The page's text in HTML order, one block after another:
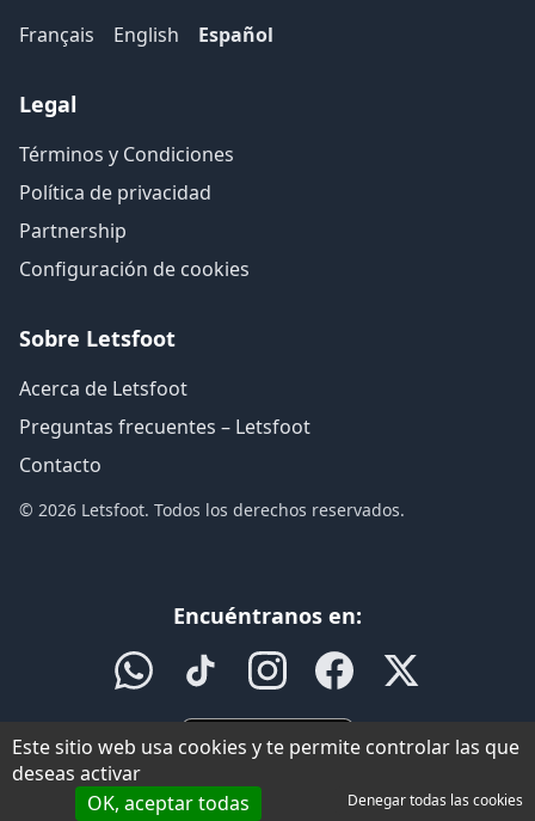
Français English Español
Legal
Términos y Condiciones
Política de privacidad
Partnership
Configuración de cookies
Sobre Letsfoot
Acerca de Letsfoot
Preguntas frecuentes – Letsfoot
Contacto
© 2026 Letsfoot. Todos los derechos reservados.
Encuéntranos en:
Este sitio web usa cookies y te permite controlar las que
deseas activar
OK, aceptar todas
Denegar todas las cookies